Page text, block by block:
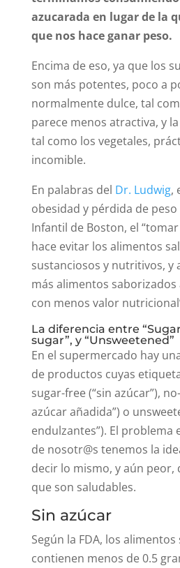
azucarada en lugar de la
que nos hace ganar peso.
Encima de eso, ya que los
son más potentes, poco a
normalmente dulce, tal
parece menos atractiva, y
tal como los vegetales,
incomible.
En palabras del Dr. Ludwig,
obesidad y pérdida de
Infantil de Boston, el
hace evitar los alimentos
sustanciosos y nutritivos, y
más alimentos
con menos valor
La diferencia entre
sugar”, y “Unsweetened”
En el supermercado hay
de productos cuyas
sugar-free (“sin azúcar”),
azúcar añadida”) o
endulzantes”). El problema
de nosotr@s tenemos la
decir lo mismo, y aún peor,
que son saludables.
Sin azúcar
Según la FDA, los
contienen menos de 0.5